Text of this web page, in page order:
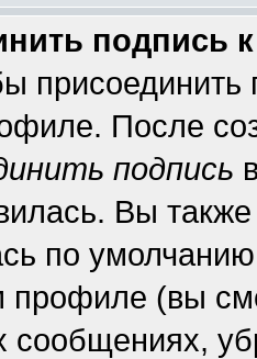
подпись
После
подпись
Вы
по
профиле (вы
сообщениях,